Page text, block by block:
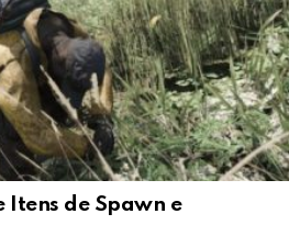
Itens de Spawn e